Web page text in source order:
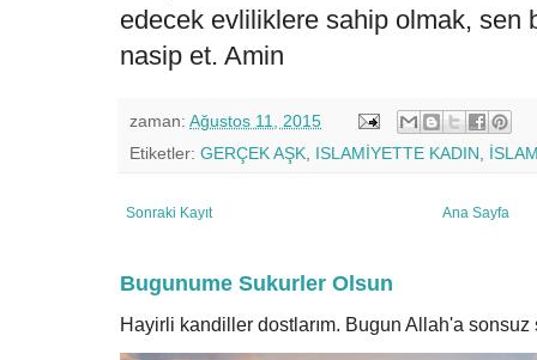
edecek evliliklere sahip olmak, sen
nasip et. Amin
zaman: Ağustos 11, 2015
Etiketler: GERÇEK AŞK ISLAMİYETTE KADIN
Sonraki Kayıt Ana Sayfa
Bugunume Sukurler Olsun
Hayirli kandiller dostlarım. Bugun Allah'a